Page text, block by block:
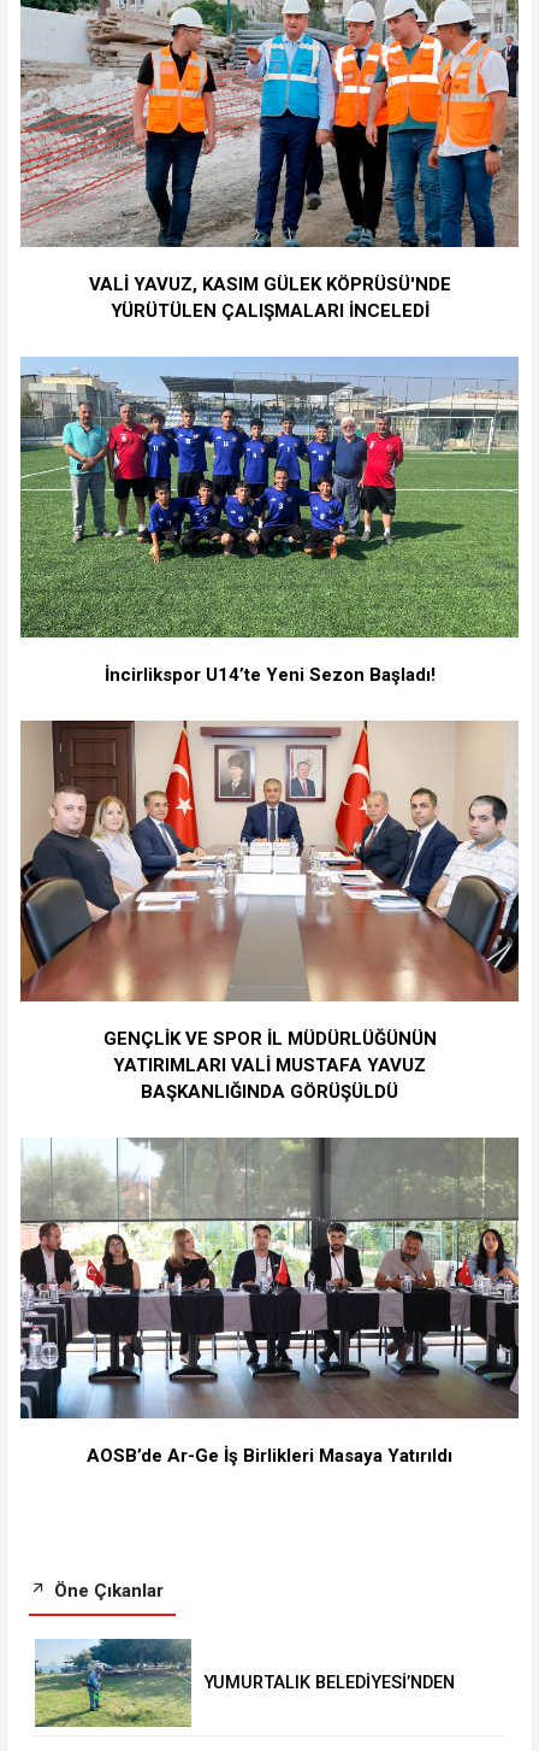
VALİ YAVUZ, KASIM GÜLEK KÖPRÜSÜ'NDE
YÜRÜTÜLEN ÇALIŞMALARI İNCELEDİ
İncirlikspor U14’te Yeni Sezon Başladı!
GENÇLİK VE SPOR İL MÜDÜRLÜĞÜNÜN
YATIRIMLARI VALİ MUSTAFA YAVUZ
BAŞKANLIĞINDA GÖRÜŞÜLDÜ
AOSB’de Ar-Ge İş Birlikleri Masaya Yatırıldı
Öne Çıkanlar
YUMURTALIK BELEDİYESİ’NDEN